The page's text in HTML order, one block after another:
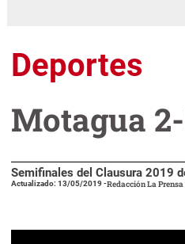
Deportes
Motagua
Semifinales del Clausura 2019
Actualizado: 13/05/2019-Redacción La Prensa